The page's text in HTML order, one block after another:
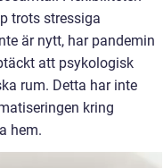
trots stressiga
är nytt, har pandemin
att psykologisk
rum. Detta har inte
kring
hem.